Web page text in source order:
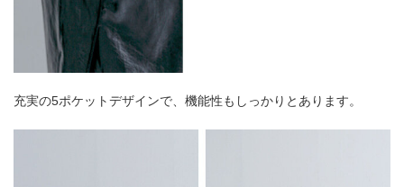
充実の5ポケットデザインで、機能性もしっかりとあります。